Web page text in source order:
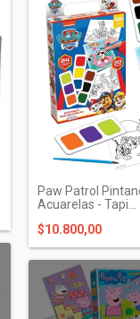
Paw Patrol
Acuarelas - Tapi...
$10.800,00